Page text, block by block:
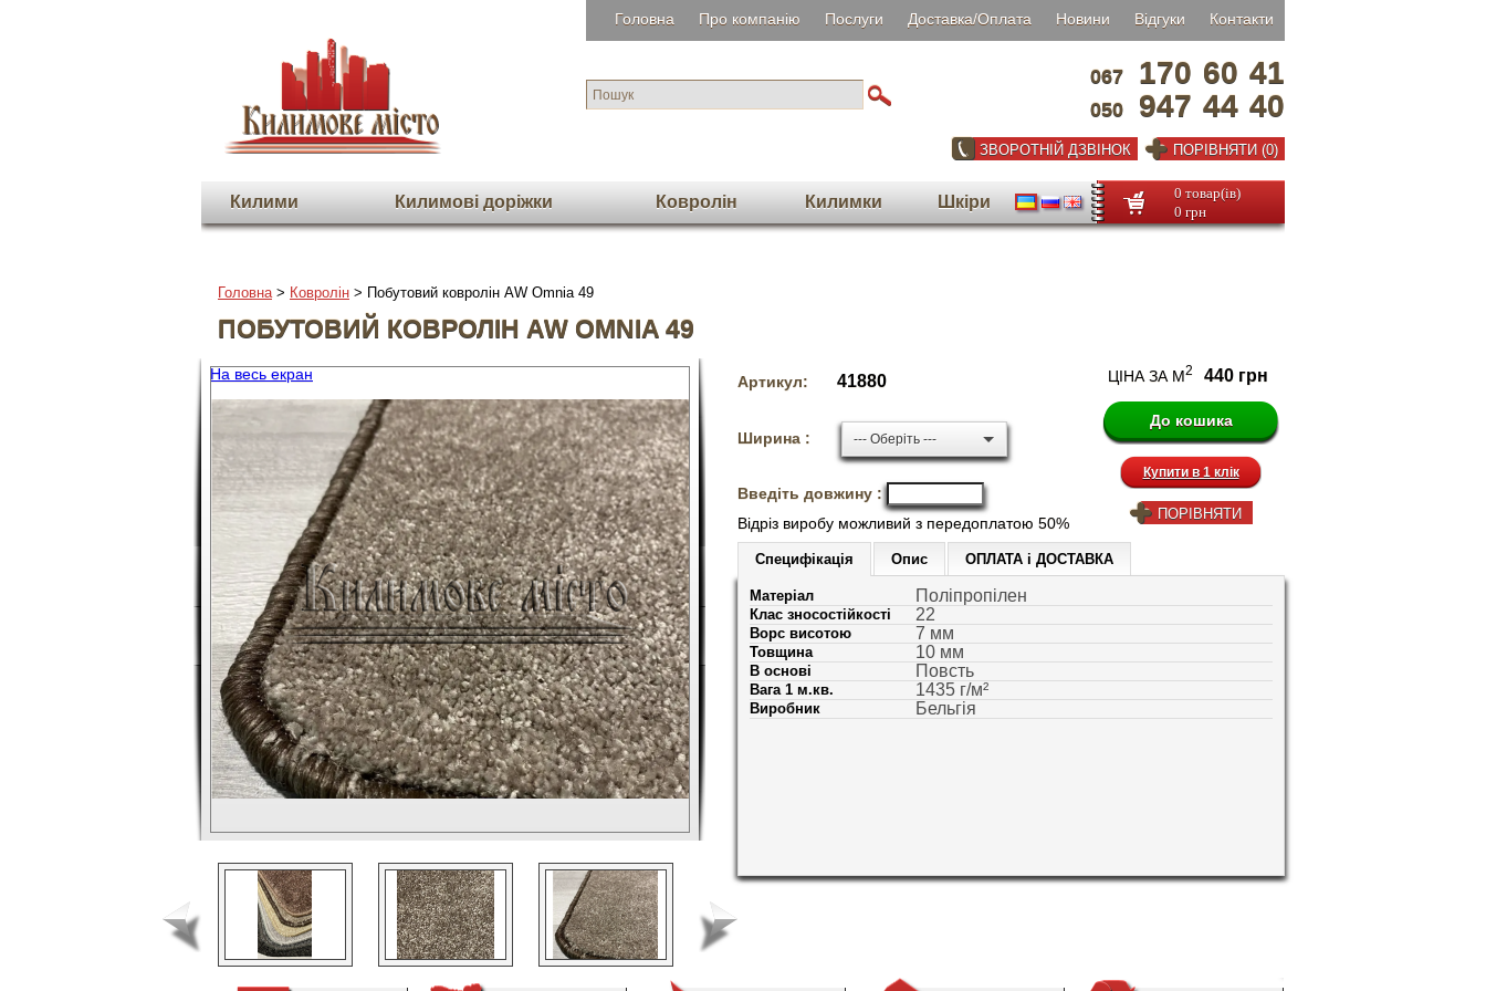
Головна Про компанію Послуги Доставка/Оплата Новини Відгуки Контакти
067 170 60 41
050 947 44 40
ЗВОРОТНІЙ ДЗВІНОК ПОРІВНЯТИ (0)
Килими Килимовi дорiжки Ковролін Килимки Шкіри
0 товар(ів)
0 грн
Головна> Ковролін > Побутовий ковролін AW Omnia 49
ПОБУТОВИЙ КОВРОЛІН AW OMNIA 49
На весь екран Артикул: 41880
Ширина : --- Оберіть ---
Введіть довжину :
Відріз виробу можливий з передоплатою 50%
ЦІНА ЗА М2 440 грн
Купити в 1 клік
ПОРІВНЯТИ
Специфікація Опис ОПЛАТА і ДОСТАВКА
Матеріал Поліпропілен
Клас зносостійкості 22
Ворс висотою 7 мм
Товщина 10 мм
В основі Повсть
Вага 1 м.кв. 1435 г/м²
Виробник Бельгія